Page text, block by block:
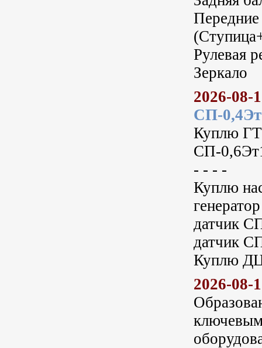
Рулевая
Зеркало
2026-08-
СП-
Куплю
СП-
- - - -
Куплю
датчик
датчик
Куплю
2026-08-